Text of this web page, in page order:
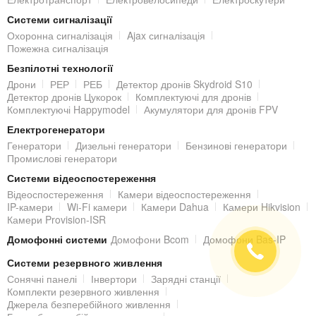
внутрішніх компонентів від потрапляння пилу і вологи.
Невеликі габаритні розміри (86 х 109 мм) і білий колір
дозволять встановити IP-камеру практично непомітно в
будь-якому екстер'єрі та інтер'єрі.
ВСТАНОВЛЕННЯ IP-КАМЕРИ
ВІДЕОСПОСТЕРЕЖЕННЯ
закріпіть кронштейн за допомогою саморізів з комплекту
постачання і подайте живлення DC 12 В від блоку
живлення;
підключіть до камери і локальної мережі кабель передачі
відеосигналу «звита пара», попередньо обжавши його
Налаштування функціоналу IP-камери (доступ до мережі,
здатність відеопотоків, якість відеозображення й тощо)
Системи сигналізації
Охоронна сигналізація
Ajax сигналізація
Пожежна сигналізація
Безпілотні технології
Дрони
РЕР РЕБ
Детектор дронів Skydroid S10
Детектор дронів Цукорок
Комплектуючі для дронів
Комплектуючі Happymodel
Акумулятори для дронів FPV
Електрогенератори
Генератори
Дизельні генератори
Бензинові генератори
Промислові генератори
Системи відеоспостереження
Відеоспостереження
Камери відеоспостереження
IP-камери
Wi-Fi камери Камери Dahua
Камери Hikvision
Камери Provision-ISR
Домофонні системи Домофони Bcom
Домофони Bas-IP
Системи резервного живлення
Сонячні панелі
Інвертори
Зарядні станції
Комплекти резервного живлення
Джерела безперебійного живлення